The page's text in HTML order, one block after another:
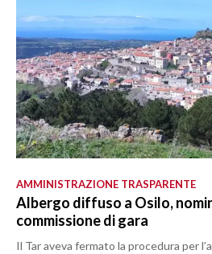
AMMINISTRAZIONE TRASPARENTE
Albergo diffuso a Osilo,
commissione di gara
Il Tar aveva fermato la procedura per